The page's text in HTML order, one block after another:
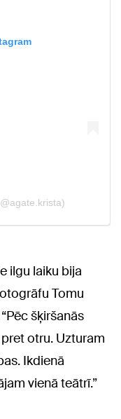
ilgu laiku bija
Tomu
šķiršanās
otru. Uzturam
Ikdienā
vienā teātrī.”